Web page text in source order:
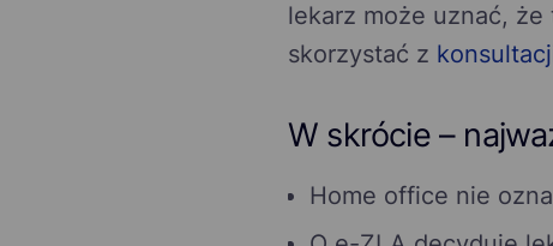
lekarz może uznać,
skorzystać z
W skrócie –
Home office nie